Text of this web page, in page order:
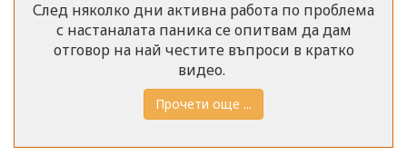
След няколко дни активна работа по проблема
с настаналата паника се опитвам да дам
отговор на най честите въпроси в кратко
видео.
Прочети още ...